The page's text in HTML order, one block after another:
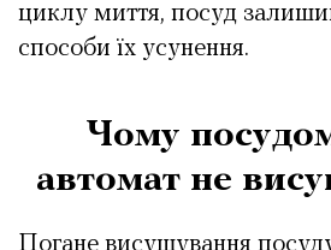
циклу миття, посуд
способи їх усунення.
Чому
автомат не
Погане висушування